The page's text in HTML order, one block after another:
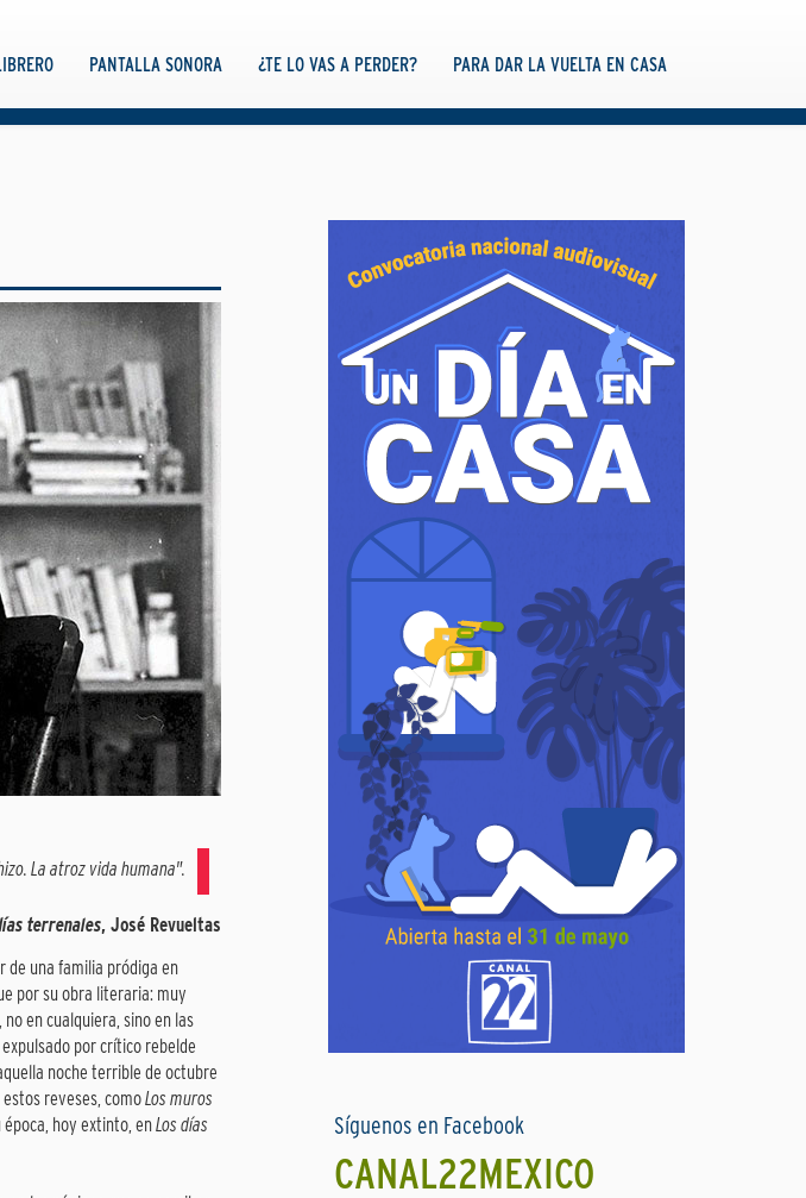
PARA DAR LA VUELTA EN CASA
¿TE LO VAS A PERDER?
PANTALLA SONORA
La atroz vida humana".
terrenales, José Revueltas
de una familia pródiga en
por su obra literaria: muy
en cualquiera, sino en las
por crítico rebelde
noche terrible de octubre
reveses, comoLos muros
hoy extinto, enLos días
Síguenos en Facebook
CANAL22MEXICO